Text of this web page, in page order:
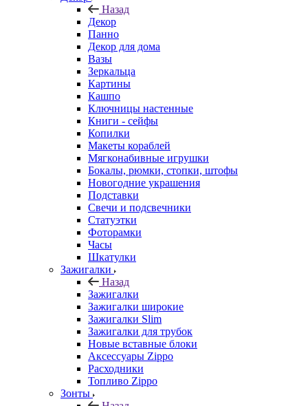
Назад
Декор
Панно
Декор для дома
Вазы
Зеркальца
Картины
Кашпо
Ключницы настенные
Книги - сейфы
Копилки
Макеты кораблей
Мягконабивные игрушки
Бокалы, рюмки, стопки, штофы
Новогодние украшения
Подставки
Свечи и подсвечники
Статуэтки
Фоторамки
Часы
Шкатулки
Зажигалки
Назад
Зажигалки
Зажигалки широкие
Зажигалки Slim
Зажигалки для трубок
Новые вставные блоки
Аксессуары Zippo
Расходники
Топливо Zippo
Зонты